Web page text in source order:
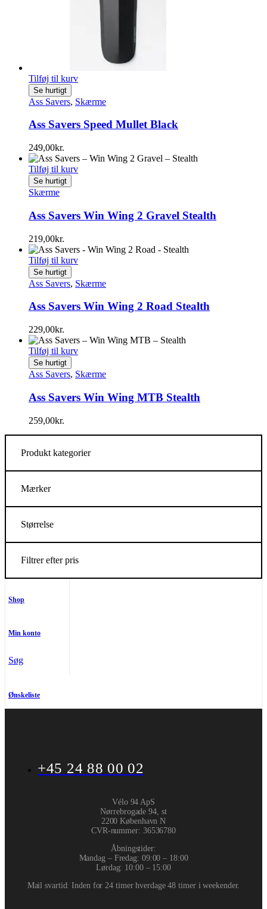
Tilføj til kurv
Se hurtigt
Ass Savers, Skærme
Ass Savers Speed Mullet Black
249,00kr.
Tilføj til kurv
Se hurtigt
Skærme
Ass Savers Win Wing 2 Gravel Stealth
219,00kr.
Tilføj til kurv
Se hurtigt
Ass Savers, Skærme
Ass Savers Win Wing 2 Road Stealth
229,00kr.
Tilføj til kurv
Se hurtigt
Ass Savers, Skærme
Ass Savers Win Wing MTB Stealth
259,00kr.
Produkt kategorier
Mærker
Størrelse
Filtrer efter pris
Shop
Min konto
Søg
Ønskeliste
+45 24 88 00 02
Vélo 94 ApS
Nørrebrogade 94, st
2200 København N
CVR-nummer: 36536780
Åbningstider:
Mandag – Fredag: 09:00 – 18:00
Lørdag: 10:00 – 15:00
Mail svartid: Inden for 24 timer hverdage 48 timer i weekender.